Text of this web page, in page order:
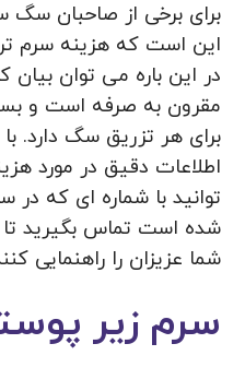
برای برخی از صاحبان سگ
این است که هزینه سرم
در این باره می توان بیان
مقرون به صرفه است و
برای هر تزریق سگ دارد.
اطلاعات دقیق در مورد
توانید با شماره ای که
شده است تماس بگیرید تا
شما عزیزان را راهنمایی
سرم زیر